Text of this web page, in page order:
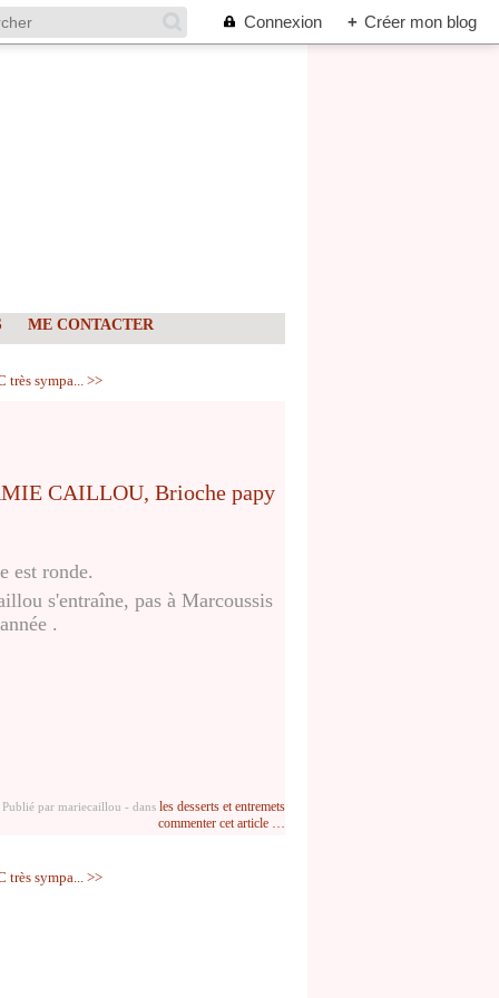
Connexion + Créer mon blog
ME CONTACTER
très sympa... >>
est ronde.
s'entraîne, pas à Marcoussis
.
Publié par mariecaillou - dans les desserts et entremets
commenter cet article …
très sympa... >>